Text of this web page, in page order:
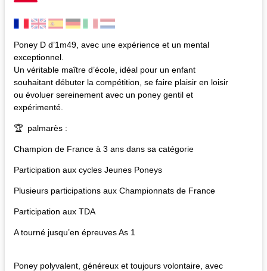
Poney D d’1m49, avec une expérience et un mental
exceptionnel.
Un véritable maître d’école, idéal pour un enfant
souhaitant débuter la compétition, se faire plaisir en loisir
ou évoluer sereinement avec un poney gentil et
expérimenté.
🏆 palmarès :
Champion de France à 3 ans dans sa catégorie
Participation aux cycles Jeunes Poneys
Plusieurs participations aux Championnats de France
Participation aux TDA
A tourné jusqu’en épreuves As 1
Poney polyvalent, généreux et toujours volontaire, avec